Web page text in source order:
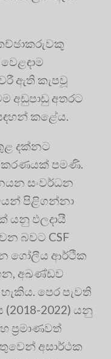
ඇති කැපවූ
අඩුපාඩු අතරට
කළේය.
දක්නට
පමණි.
සංවර්ධන
පිළිගන්නා
යනු ඵලදායී
බවට CSF
ගෝලීය ආර්ථික
අඛණ්ඩව
පෙර පැවති
2022) යනු
ප්‍රමාණවත්
අසාර්ථක